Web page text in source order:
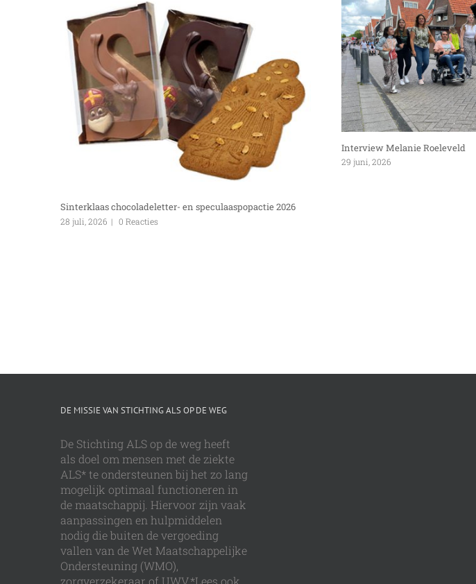
Sinterklaas chocoladeletter- en speculaaspopactie 2026
28 juli, 2026 | 0 Reacties
Interview Melanie Roeleveld
29 juni, 2026
DE MISSIE VAN STICHTING ALS OP DE WEG
De Stichting ALS op de weg heeft
als doel om mensen met de ziekte
ALS* te ondersteunen bij het zo lang
mogelijk optimaal functioneren in
de maatschappij. Hiervoor zijn vaak
aanpassingen en hulpmiddelen
nodig die buiten de vergoeding
vallen van de Wet Maatschappelijke
Ondersteuning (WMO),
zorgverzekeraar of UWV.*Lees ook